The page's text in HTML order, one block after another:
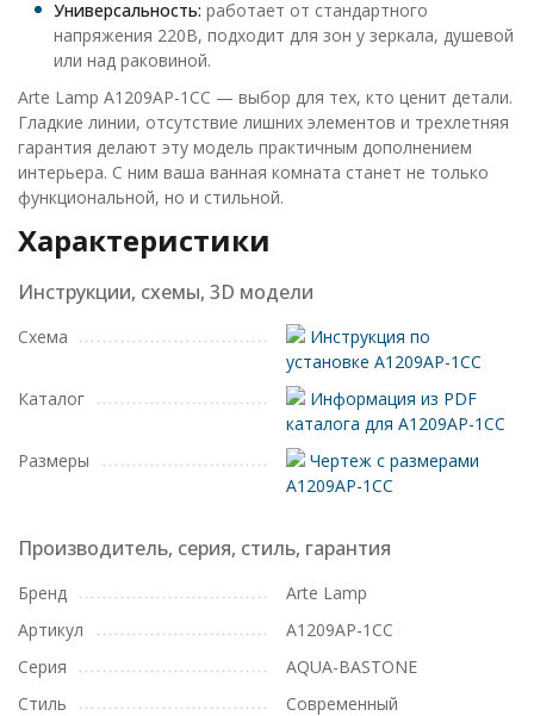
Универсальность: работает от стандартного
напряжения 220В, подходит для зон у зеркала, душевой
или над раковиной.
Arte Lamp A1209AP-1CC — выбор для тех, кто ценит детали.
Гладкие линии, отсутствие лишних элементов и трехлетняя
гарантия делают эту модель практичным дополнением
интерьера. С ним ваша ванная комната станет не только
функциональной, но и стильной.
Характеристики
Инструкции, схемы, 3D модели
Схема
Инструкция по
установке A1209AP-1CC
Каталог
Информация из PDF
каталога для A1209AP-1CC
Размеры
Чертеж с размерами
A1209AP-1CC
Производитель, серия, стиль, гарантия
Бренд
Arte Lamp
Артикул
A1209AP-1CC
Серия
AQUA-BASTONE
Стиль
Современный